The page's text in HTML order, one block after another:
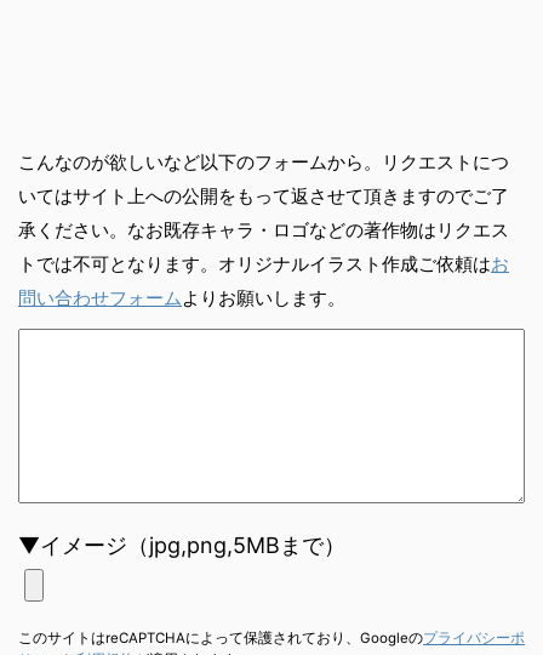
こんなのが欲しいなど以下のフォームから。リクエストにつ
いてはサイト上への公開をもって返させて頂きますのでご了
承ください。なお既存キャラ・ロゴなどの著作物はリクエス
トでは不可となります。オリジナルイラスト作成ご依頼はお
問い合わせフォーム よりお願いします。
▼イメージ（jpg,png,5MBまで）
このサイトはreCAPTCHAによって保護されており、Googleのプライバシーポ